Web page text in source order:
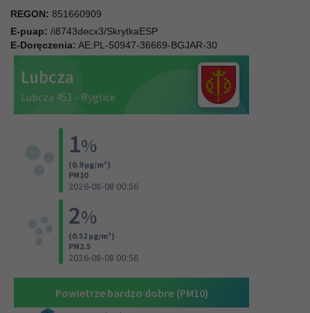
REGON: 851660909
E-puap: /i8743decx3/SkrytkaESP
E-Doręczenia: AE:PL-50947-36669-BGJAR-30